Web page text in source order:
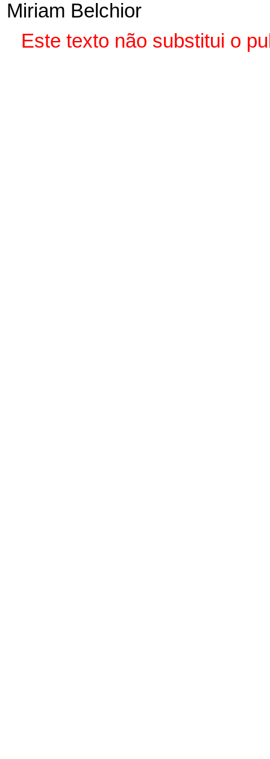
Miriam Belchior
Este texto não substitui o